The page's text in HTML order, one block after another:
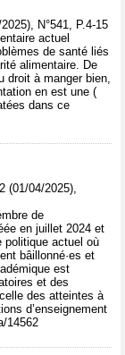
N°541, P.4-15
actuel
de santé liés
alimentaire. De
droit à manger bien,
en est une (
dans ce
(01/04/2025),
de
en juillet 2024 et
politique actuel où
bâillonné·es et
est
et des
des atteintes à
d’enseignement
14562